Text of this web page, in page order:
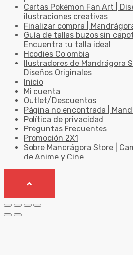
Cartas Pokémon Fan Art |
ilustraciones creativas
Finalizar compra |
Guía de tallas buzos sin
Encuentra tu talla ideal
Hoodies Colombia
Ilustradores de Mandrágora
Diseños Originales
Inicio
Mi cuenta
Outlet/Descuentos
Página no encontrada |
Política de privacidad
Preguntas Frecuentes
Promoción 2X1
Sobre Mandrágora Store |
de Anime y Cine